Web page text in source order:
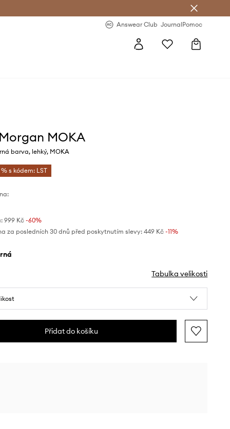
Answear Club JournalPomoc
MOKA
barva, lehký, MOKA
s kódem: LST
999 Kč-60%
za posledních 30 dnů před poskytnutím slevy: 449 Kč -11%
Tabulka velikosti
Přidat do košíku